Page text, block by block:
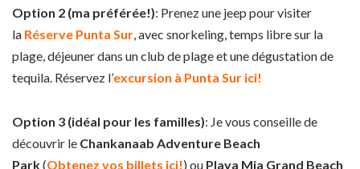
Option 2 (ma préférée!): Prenez une jeep pour visiter
la Réserve Punta Sur, avec snorkeling, temps libre sur la
plage, déjeuner dans un club de plage et une dégustation de
tequila. Réservez l’excursion à Punta Sur ici!
Option 3 (idéal pour les familles): Je vous conseille de
découvrir le Chankanaab Adventure Beach
Park(Obtenez vos billets ici!) ou Playa Mia Grand Beach